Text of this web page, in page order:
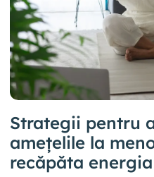
Strategii pentru
amețelile la
recăpăta energia